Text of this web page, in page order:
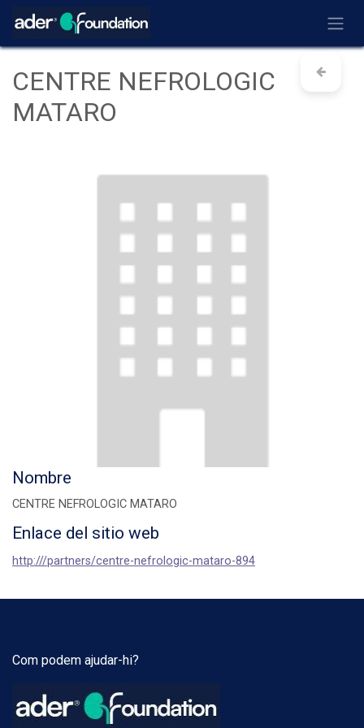
Ir al contenido
CENTRE NEFROLOGIC
MATARO
Nombre
CENTRE NEFROLOGIC MATARO
Enlace del sitio web
http:///partners/centre-nefrologic-mataro-894
Com podem ajudar-hi?